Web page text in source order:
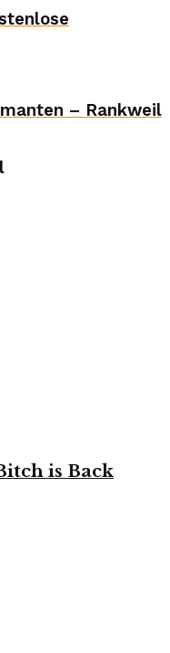
– Rankweil
is Back